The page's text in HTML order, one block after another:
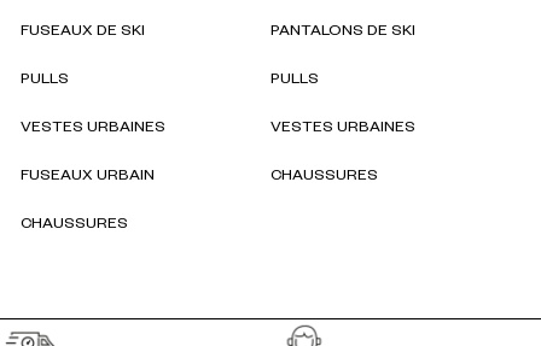
FUSEAUX DE SKI
PULLS
VESTES URBAINES
FUSEAUX URBAIN
CHAUSSURES
PANTALONS DE SKI
PULLS
VESTES URBAINES
CHAUSSURES
Réassurances